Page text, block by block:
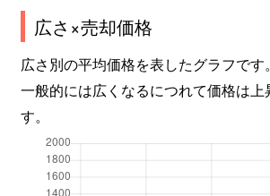
広さ×売却価格
広さ別の平均価格を表したグラフです。
一般的には広くなるにつれて価格は上
す。